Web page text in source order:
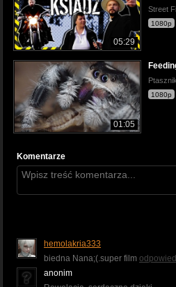
05:29
Street
1080p
01:05
1080p
Komentarze
hemolakria333
biedna Nana;(.super film
anonim